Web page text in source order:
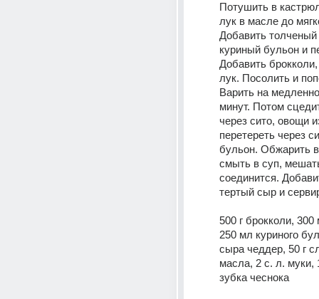
Потушить в
лук в масле до
Добавить толченый
куриный бульон и
Добавить
лук. Посолить и
Варить на
минут. Потом
через сито, овощи
перетереть через
бульон. Обжарить
смыть в суп,
соединится.
тертый сыр и
500 г брокколи,
250 мл куриного
сыра чеддер, 50 г
масла, 2 с. л. муки,
зубка чеснока